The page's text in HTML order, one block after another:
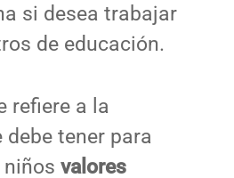
si desea trabajar
de educación.
refiere a la
tener para
valores